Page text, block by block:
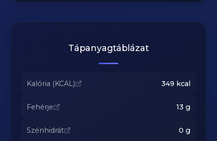
Tápanyagtáblázat
Kalória (KCAL) 349 kcal
Fehérje 13 g
Szénhidrát 0 g